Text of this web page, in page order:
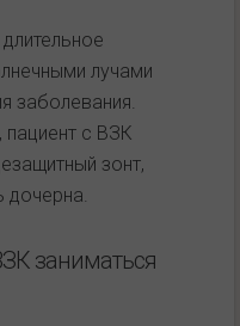
лучами
заболевания.
пациент с ВЗК
зонт,
дочерна.
заниматься